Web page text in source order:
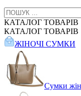
КАТАЛОГ ТОВАРІВ
КАТАЛОГ ТОВАРІВ
ЖІНОЧІ СУМКИ
Сумки